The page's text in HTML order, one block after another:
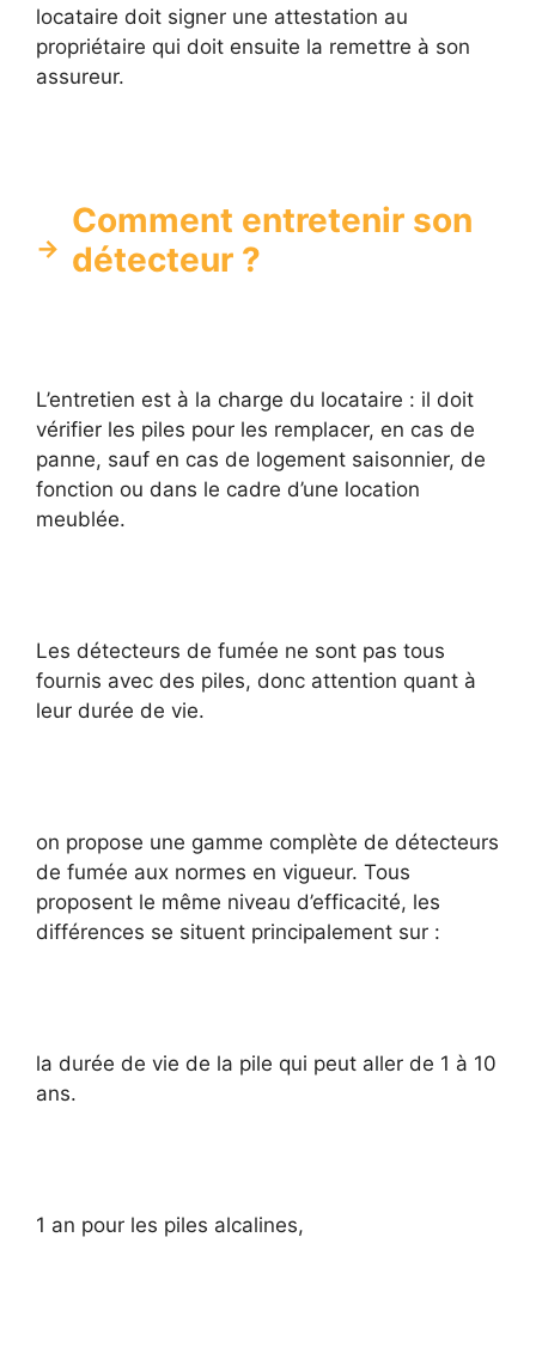
locataire doit signer une attestation au
propriétaire qui doit ensuite la remettre à son
assureur.
Comment entretenir son
détecteur ?
L’entretien est à la charge du locataire : il doit
vérifier les piles pour les remplacer, en cas de
panne, sauf en cas de logement saisonnier, de
fonction ou dans le cadre d’une location
meublée.
Les détecteurs de fumée ne sont pas tous
fournis avec des piles, donc attention quant à
leur durée de vie.
on propose une gamme complète de détecteurs
de fumée aux normes en vigueur. Tous
proposent le même niveau d’efficacité, les
différences se situent principalement sur :
la durée de vie de la pile qui peut aller de 1 à 10
ans.
1 an pour les piles alcalines,